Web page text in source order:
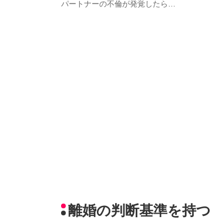
パートナーの不倫が発覚したら…
離婚の判断基準を持つ